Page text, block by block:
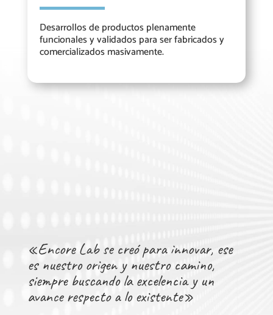
Desarrollos de productos plenamente
funcionales y validados para ser fabricados y
comercializados masivamente.
«Encore Lab se creó para innovar, ese
es nuestro origen y nuestro camino,
siempre buscando la excelencia y un
avance respecto a lo existente»